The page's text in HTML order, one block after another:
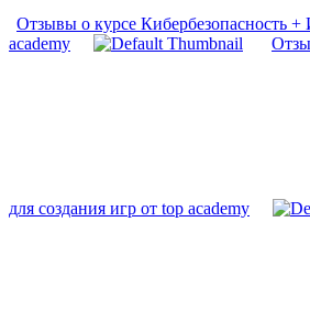
Отзывы о курсе Кибербезопасность +
academy
для создания игр от top academy